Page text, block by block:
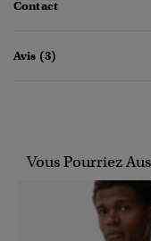
Contact
Avis (3)
Vous Pourriez